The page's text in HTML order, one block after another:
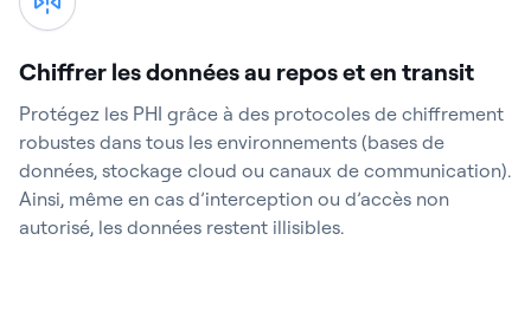
Chiffrer les données au repos et en transit
Protégez les PHI grâce à des protocoles de chiffrement
robustes dans tous les environnements (bases de
données, stockage cloud ou canaux de communication).
Ainsi, même en cas d’interception ou d’accès non
autorisé, les données restent illisibles.